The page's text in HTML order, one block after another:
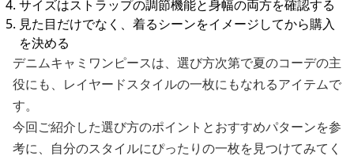
サイズはストラップの調節機能と身幅の両方を確認する
見た目だけでなく、着るシーンをイメージしてから購入
を決める
デニムキャミワンピースは、選び方次第で夏のコーデの主
役にも、レイヤードスタイルの一枚にもなれるアイテムで
す。
今回ご紹介した選び方のポイントとおすすめパターンを参
考に、自分のスタイルにぴったりの一枚を見つけてみてく